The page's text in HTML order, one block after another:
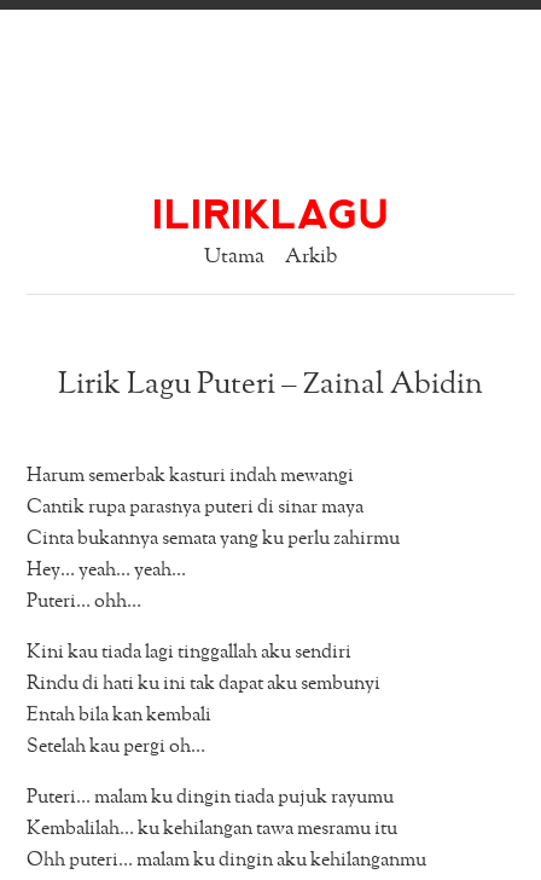
ILIRIKLAGU
Utama Arkib
Lirik Lagu Puteri – Zainal Abidin
Harum semerbak kasturi indah mewangi
Cantik rupa parasnya puteri di sinar maya
Cinta bukannya semata yang ku perlu zahirmu
Hey… yeah… yeah…
Puteri… ohh…
Kini kau tiada lagi tinggallah aku sendiri
Rindu di hati ku ini tak dapat aku sembunyi
Entah bila kan kembali
Setelah kau pergi oh…
Puteri… malam ku dingin tiada pujuk rayumu
Kembalilah… ku kehilangan tawa mesramu itu
Ohh puteri… malam ku dingin aku kehilanganmu